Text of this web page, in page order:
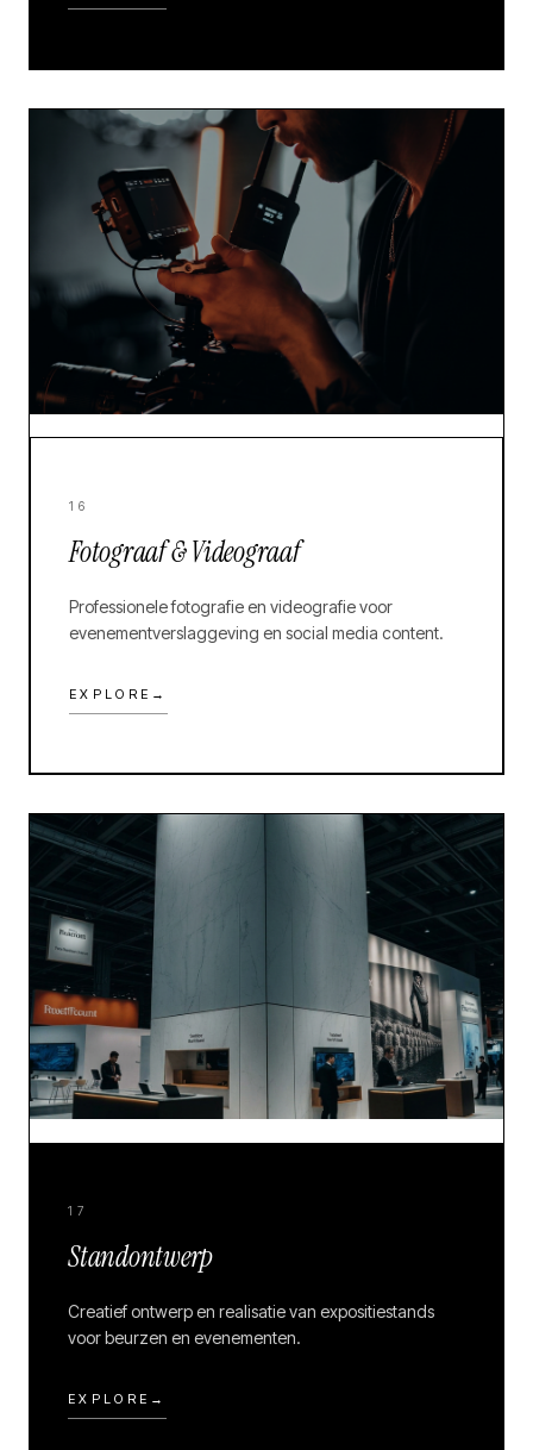
16
Fotograaf & Videograaf
Professionele fotografie en videografie voor
evenementverslaggeving en social media content.
EXPLORE →
17
Standontwerp
Creatief ontwerp en realisatie van expositiestands
voor beurzen en evenementen.
EXPLORE →